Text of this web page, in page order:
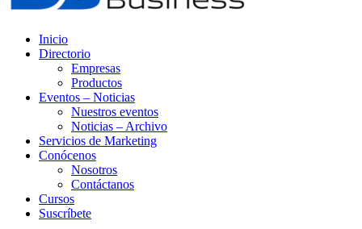
Inicio
Directorio
Empresas
Productos
Eventos – Noticias
Nuestros eventos
Noticias – Archivo
Servicios de Marketing
Conócenos
Nosotros
Contáctanos
Cursos
Suscríbete